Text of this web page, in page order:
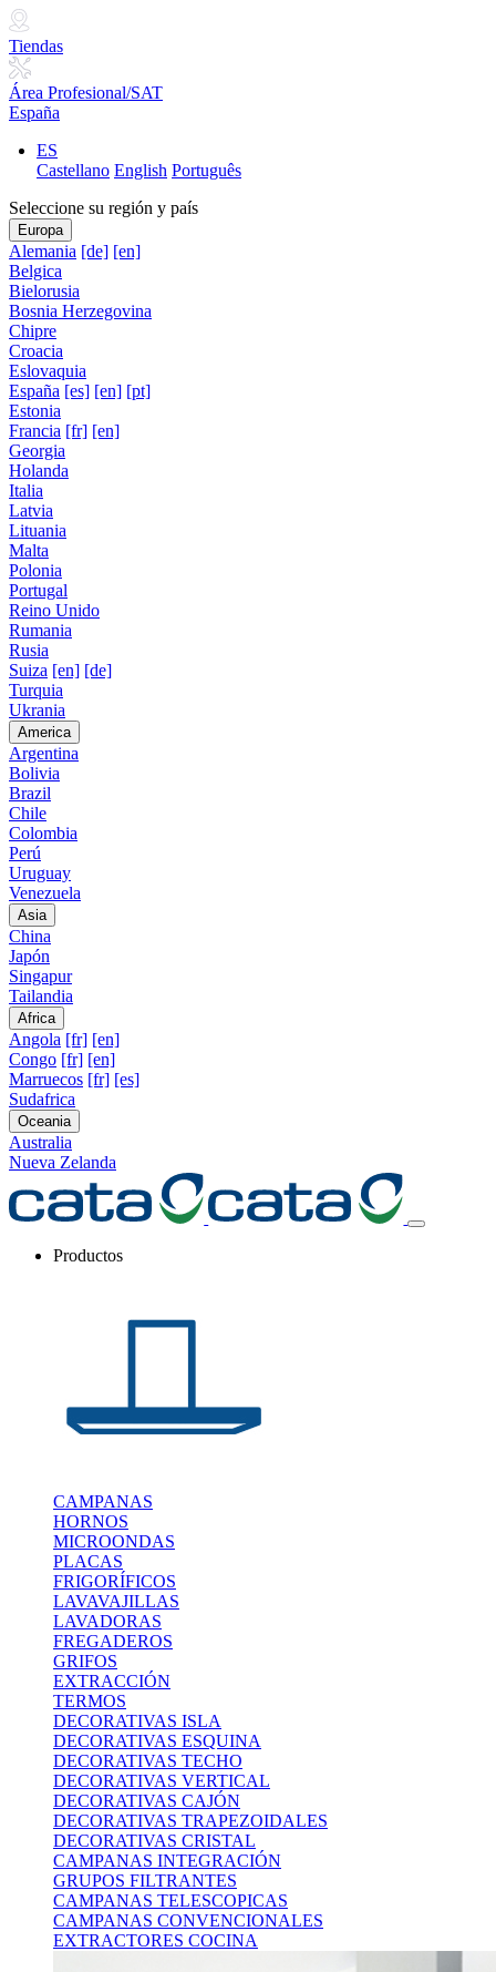
Tiendas
Área Profesional/SAT
España
ES
Castellano English Português
Seleccione su región y país
Europa
Alemania [de] [en]
Belgica
Bielorusia
Bosnia Herzegovina
Chipre
Croacia
Eslovaquia
España [es] [en] [pt]
Estonia
Francia [fr] [en]
Georgia
Holanda
Italia
Latvia
Lituania
Malta
Polonia
Portugal
Reino Unido
Rumania
Rusia
Suiza [en] [de]
Turquia
Ukrania
America
Argentina
Bolivia
Brazil
Chile
Colombia
Perú
Uruguay
Venezuela
Asia
China
Japón
Singapur
Tailandia
Africa
Angola [fr] [en]
Congo [fr] [en]
Marruecos [fr] [es]
Sudafrica
Oceania
Australia
Nueva Zelanda
Productos
CAMPANAS
HORNOS
MICROONDAS
PLACAS
FRIGORÍFICOS
LAVAVAJILLAS
LAVADORAS
FREGADEROS
GRIFOS
EXTRACCIÓN
TERMOS
DECORATIVAS ISLA
DECORATIVAS ESQUINA
DECORATIVAS TECHO
DECORATIVAS VERTICAL
DECORATIVAS CAJÓN
DECORATIVAS TRAPEZOIDALES
DECORATIVAS CRISTAL
CAMPANAS INTEGRACIÓN
GRUPOS FILTRANTES
CAMPANAS TELESCOPICAS
CAMPANAS CONVENCIONALES
EXTRACTORES COCINA